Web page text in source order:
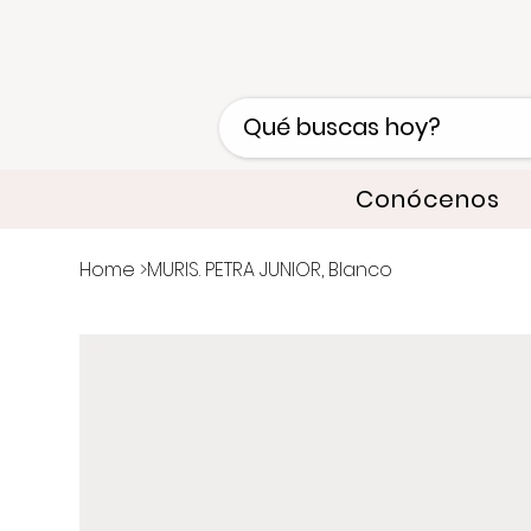
Conócenos
Home >MURIS. PETRA JUNIOR, Blanco